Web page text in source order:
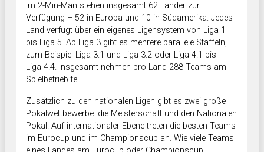
Im 2-Min-Man stehen insgesamt 62 Länder zur
Verfügung – 52 in Europa und 10 in Südamerika. Jedes
Land verfügt über ein eigenes Ligensystem von Liga 1
bis Liga 5. Ab Liga 3 gibt es mehrere parallele Staffeln,
zum Beispiel Liga 3.1 und Liga 3.2 oder Liga 4.1 bis
Liga 4.4. Insgesamt nehmen pro Land 288 Teams am
Spielbetrieb teil.
Zusätzlich zu den nationalen Ligen gibt es zwei große
Pokalwettbewerbe: die Meisterschaft und den Nationalen
Pokal. Auf internationaler Ebene treten die besten Teams
im Eurocup und im Championscup an. Wie viele Teams